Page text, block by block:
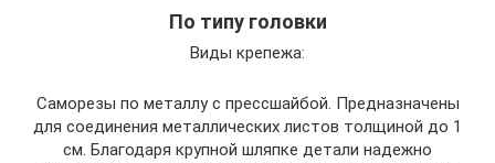
По типу головки
Виды крепежа:
Саморезы по металлу с прессшайбой. Предназначены
для соединения металлических листов толщиной до 1
см. Благодаря крупной шляпке детали надежно